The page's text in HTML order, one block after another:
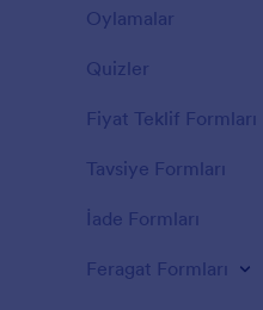
Oylamalar
Quizler
Fiyat Teklif Formları
Tavsiye Formları
İade Formları
Feragat Formları